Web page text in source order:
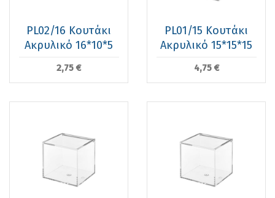
PL02/16 Κουτάκι
Ακρυλικό 16*10*5
2,75 €
PL01/15 Κουτάκι
Ακρυλικό 15*15*15
4,75 €